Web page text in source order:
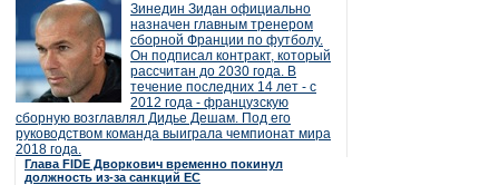
Зинедин Зидан официально
назначен главным тренером
сборной Франции по футболу.
Он подписал контракт, который
рассчитан до 2030 года. В
течение последних 14 лет - с
2012 года - французскую
сборную возглавлял Дидье Дешам. Под его
руководством команда выиграла чемпионат мира
2018 года.
Глава FIDE Дворкович временно покинул
должность из-за санкций ЕС